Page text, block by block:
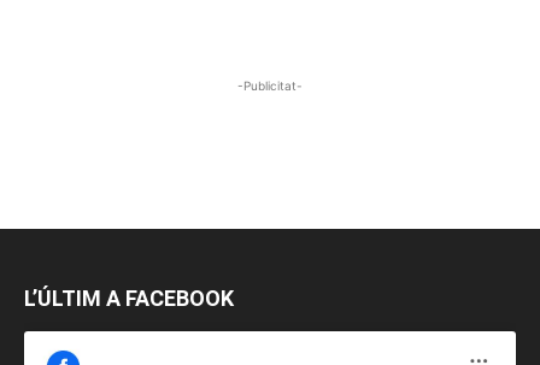
-Publicitat-
L’ÚLTIM A FACEBOOK